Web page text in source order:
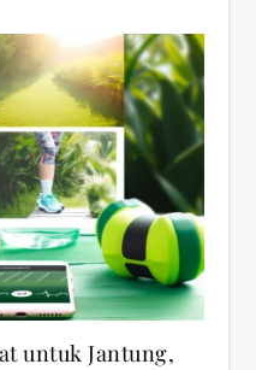
untuk Jantung,